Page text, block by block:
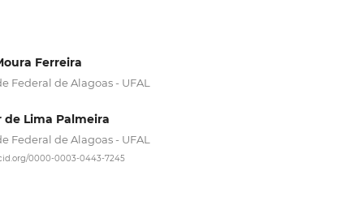
Ferreira
Federal de Alagoas - UFAL
de Lima Palmeira
Federal de Alagoas - UFAL
0000-0003-0443-7245